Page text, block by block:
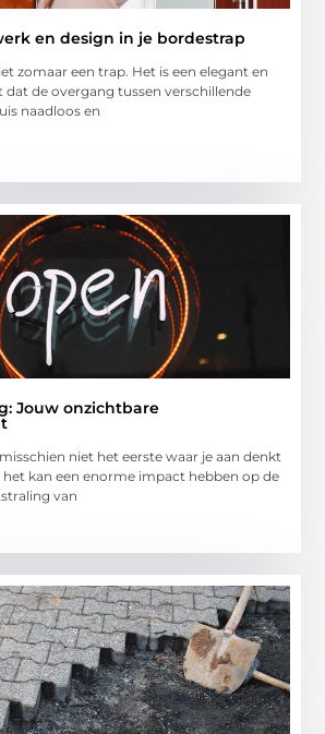
en design in je bordestrap
zomaar een trap. Het is een elegant en
de overgang tussen verschillende
naadloos en
Jouw onzichtbare
niet het eerste waar je aan denkt
kan een enorme impact hebben op de
van